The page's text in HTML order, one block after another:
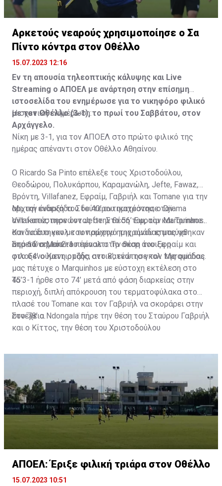
Αρκετούς νεαρούς χρησιμοποίησε ο Σα
Πίντο κόντρα στον Οθέλλο
15.07.2023 12:16
Εν τη απουσία τηλεοπτικής κάλυψης και Live
Streaming ο ΑΠΟΕΛ με ανάρτηση στην επίσημη
ιστοσελίδα του ενημέρωσε για το νικηφόρο φιλικό
με τον Οθέλλο (3-1), το πρωί του Σαββάτου, στον
Αρχάγγελο.
Η σχετική ενημέρωση:
Νίκη με 3-1, για τον ΑΠΟΕΛ στο πρώτο φιλικό της
ημέρας απέναντι στον Οθέλλο Αθηαίνου.
Ο Ricardo Sa Pinto επέλεξε τους Χριστοδούλου,
Θεοδώρου, Πολυκάρπου, Καραμανώλη, Jefte, Fawaz,
Βρόντη, Villafanez, Εφραίμ, Γαβριήλ και Tomane για την
αρχική ενδεκάδα. Στο 40’ αντικατέστησε τον
Villafanez, περνώντας στην θέση του, τον Marquinhos.
Και τα δυο γκολ του πρώτου ημιχρόνου επιτεύχθηκαν
από το σημείο του πέναλτι. Το σκορ άνοιξε η
φιλοξενούμενη ομάδα στο 8’, ενώ το γκολ της ομάδας
μας πέτυχε ο Marquinhos με εύστοχη εκτέλεση στο
45’.
Με την έναρξη του δεύτερου ημιχρόνου, ο Djiama
αντικατέστησε τον Jefte. Στο 56’ Εφραίμ και Tomane
συνδυάστηκαν με τον αρχηγό της ομάδας μας να
σημειώνει το 2-1.
Στο 61’ ο Moreira πέρασε στην θέση του Εφραίμ και
στο 64’ ο Καττιρτζής, αντικατέστησε τον Marquinhos.
Το 3-1 ήρθε στο 74’ μετά από φάση διαρκείας στην
περιοχή, διπλή απόκρουση του τερματοφύλακα στο
πλασέ του Tomane και τον Γαβριήλ να σκοράρει στην
συνέχεια.
Στο 78’ ο Ndongala πήρε την θέση του Σταύρου Γαβριήλ
και ο Κίττος, την θέση του Χριστοδούλου
ΑΠΟΕΛ: Έριξε φιλική τριάρα στον Οθέλλο
15.07.2023 10:51